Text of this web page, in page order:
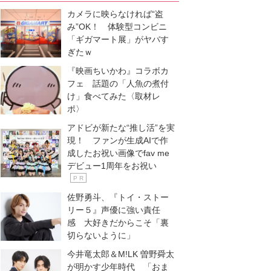
カメラに映らなければ“盗
み”OK！ 体験型コンビニ
「ギガマート展」がヤバす
ぎたｗ
『映画ちいかわ』コラボカ
フェ 話題の「人魚の煮付
け」食べてみた〈取材レ
ポ〉
アドビが新たな“推し活”を実
現！ ファンが生成AIで作
成したお祝い画像でfav me
デビュー1周年をお祝い
P R
佐野勇斗、『トイ・ストー
リー５』声優に強い責任
感 大好きだからこそ「裏
切らないように」
今井竜太郎＆M!LK 曽野舜太
が明かす少年時代 「おま